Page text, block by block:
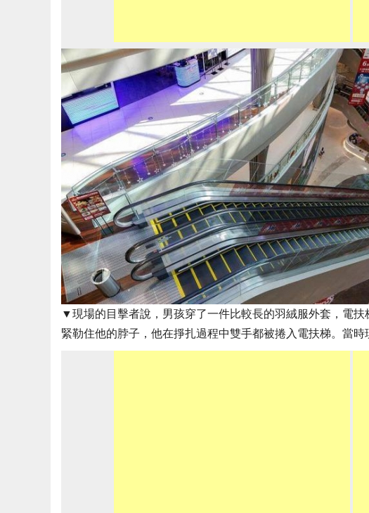
▼現場的目擊者說，男孩穿了一件比較長的羽絨服外套，電
緊勒住他的脖子，他在掙扎過程中雙手都被捲入電扶梯。當